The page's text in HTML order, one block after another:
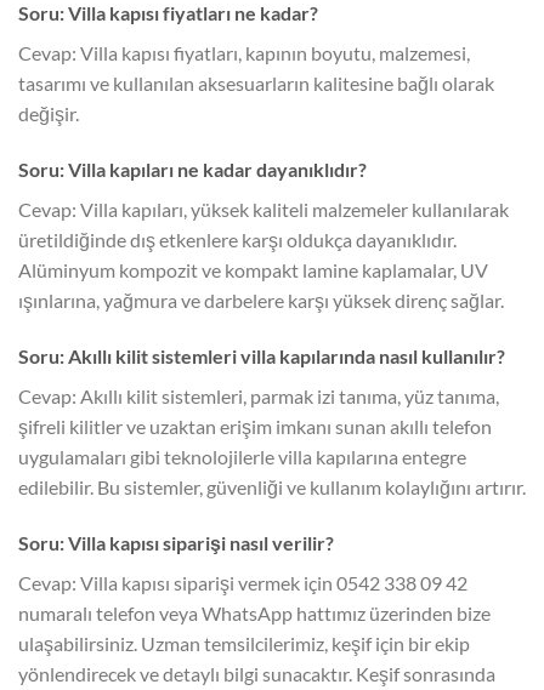
Soru: Villa kapısı fiyatları ne kadar?
Cevap: Villa kapısı fiyatları, kapının boyutu, malzemesi,
tasarımı ve kullanılan aksesuarların kalitesine bağlı olarak
değişir.
Soru: Villa kapıları ne kadar dayanıklıdır?
Cevap: Villa kapıları, yüksek kaliteli malzemeler kullanılarak
üretildiğinde dış etkenlere karşı oldukça dayanıklıdır.
Alüminyum kompozit ve kompakt lamine kaplamalar, UV
ışınlarına, yağmura ve darbelere karşı yüksek direnç sağlar.
Soru: Akıllı kilit sistemleri villa kapılarında nasıl kullanılır?
Cevap: Akıllı kilit sistemleri, parmak izi tanıma, yüz tanıma,
şifreli kilitler ve uzaktan erişim imkanı sunan akıllı telefon
uygulamaları gibi teknolojilerle villa kapılarına entegre
edilebilir. Bu sistemler, güvenliği ve kullanım kolaylığını artırır.
Soru: Villa kapısı siparişi nasıl verilir?
Cevap: Villa kapısı siparişi vermek için 0542 338 09 42
numaralı telefon veya WhatsApp hattımız üzerinden bize
ulaşabilirsiniz. Uzman temsilcilerimiz, keşif için bir ekip
yönlendirecek ve detaylı bilgi sunacaktır. Keşif sonrasında